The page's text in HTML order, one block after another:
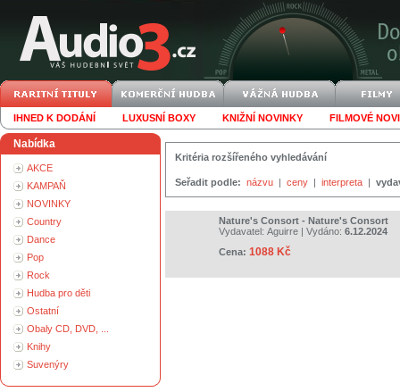
IHNED K DODÁNÍ LUXUSNÍ BOXY KNIŽNÍ NOVINKY FILMOVÉ
Nabídka
AKCE
KAMPAŇ
NOVINKY
Country
Dance
Pop
Rock
Hudba pro děti
Ostatní
Obaly CD, DVD, ...
Knihy
Suvenýry
Kritéria rozšířeného vyhledávání
Seřadit podle: názvu | ceny | interpreta |
Nature's Consort - Nature's Consort
Vydavatel: Aguirre | Vydáno: 6.12.2024
Cena: 1088 Kč